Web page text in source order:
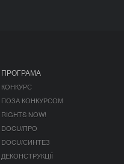
ПРОГРАМА
КОНКУРС
ПОЗА КОНКУРСОМ
RIGHTS NOW!
DOCU/ПРО
DOCU/СИНТЕЗ
ДЕКОНСТРУКЦІЇ